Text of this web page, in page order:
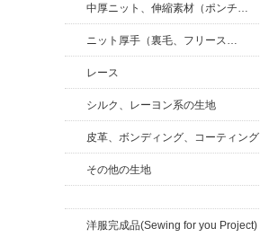
中厚ニット、伸縮素材（ポンチ…
ニット厚手（裏毛、フリース…
レース
シルク、レーヨン系の生地
皮革、ボンディング、コーティング
その他の生地
洋服完成品(Sewing for you Project)